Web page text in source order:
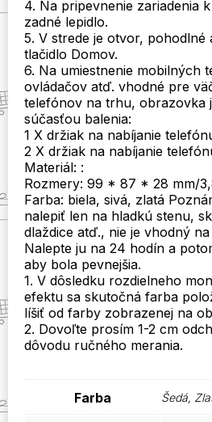
4. Na pripevnenie zariadenia
zadné lepidlo.
5. V strede je otvor, pohodlné
tlačidlo Domov.
6. Na umiestnenie mobilných
ovládačov atď. vhodné pre
telefónov na trhu, obrazovka
súčasťou balenia:
1 X držiak na nabíjanie
2 X držiak na nabíjanie
Materiál: :
Rozmery: 99 * 87 * 28 mm/
Farba: biela, sivá, zlatá
nalepiť len na hladkú stenu,
dlaždice atď., nie je vhodný
Nalepte ju na 24 hodín a
aby bola pevnejšia.
1. V dôsledku rozdielneho
efektu sa skutočná farba
líšiť od farby zobrazenej na
2. Dovoľte prosím 1-2 cm
dôvodu ručného merania.
Farba Šedá,